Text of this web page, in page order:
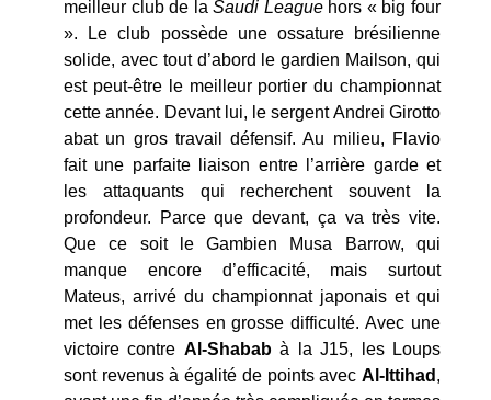
meilleur club de la Saudi League hors « big four
». Le club possède une ossature brésilienne
solide, avec tout d’abord le gardien Mailson, qui
est peut-être le meilleur portier du championnat
cette année. Devant lui, le sergent Andrei Girotto
abat un gros travail défensif. Au milieu, Flavio
fait une parfaite liaison entre l’arrière garde et
les attaquants qui recherchent souvent la
profondeur. Parce que devant, ça va très vite.
Que ce soit le Gambien Musa Barrow, qui
manque encore d’efficacité, mais surtout
Mateus, arrivé du championnat japonais et qui
met les défenses en grosse difficulté. Avec une
victoire contre Al-Shababà la J15, les Loups
sont revenus à égalité de points avec Al-Ittihad ,